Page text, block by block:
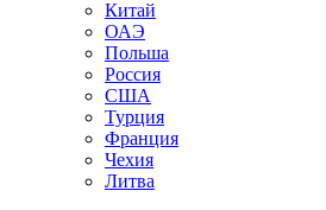
Китай
ОАЭ
Польша
Россия
США
Турция
Франция
Чехия
Литва